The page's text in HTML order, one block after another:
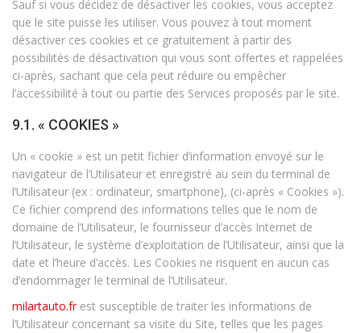
Sauf si vous décidez de désactiver les cookies, vous acceptez
que le site puisse les utiliser. Vous pouvez à tout moment
désactiver ces cookies et ce gratuitement à partir des
possibilités de désactivation qui vous sont offertes et rappelées
ci-après, sachant que cela peut réduire ou empêcher
l’accessibilité à tout ou partie des Services proposés par le site.
9.1. « COOKIES »
Un « cookie » est un petit fichier d’information envoyé sur le
navigateur de l’Utilisateur et enregistré au sein du terminal de
l’Utilisateur (ex : ordinateur, smartphone), (ci-après « Cookies »).
Ce fichier comprend des informations telles que le nom de
domaine de l’Utilisateur, le fournisseur d’accès Internet de
l’Utilisateur, le système d’exploitation de l’Utilisateur, ainsi que la
date et l’heure d’accès. Les Cookies ne risquent en aucun cas
d’endommager le terminal de l’Utilisateur.
milartauto.frest susceptible de traiter les informations de
l’Utilisateur concernant sa visite du Site, telles que les pages